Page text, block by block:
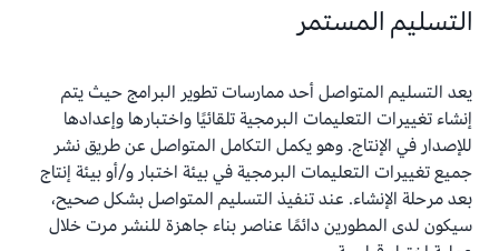
التسليم المستمر
يعد التسليم المتواصل أحد ممارسات تطوير البرامج حيث يتم
إنشاء تغييرات التعليمات البرمجية تلقائيًا واختبارها وإعدادها
للإصدار في الإنتاج. وهو يكمل التكامل المتواصل عن طريق نشر
جميع تغييرات التعليمات البرمجية في بيئة اختبار و/أو بيئة إنتاج
بعد مرحلة الإنشاء. عند تنفيذ التسليم المتواصل بشكل صحيح،
سيكون لدى المطورين دائمًا عناصر بناء جاهزة للنشر مرت خلال